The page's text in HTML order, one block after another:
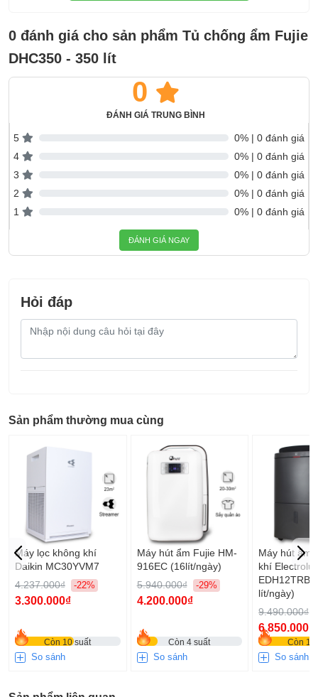
0 đánh giá cho sản phẩm Tủ chống ẩm Fujie
DHC350 - 350 lít
0
ĐÁNH GIÁ TRUNG BÌNH
5
0% | 0 đánh giá
4
0% | 0 đánh giá
3
0% | 0 đánh giá
2
0% | 0 đánh giá
1
0% | 0 đánh giá
ĐÁNH GIÁ NGAY
Hỏi đáp
Nội
câu
Kích thước sản
phẩm:
W910 x D382 x H1200 mm
113,0 kg
Trọng lượng đóng
thùng:
Thương hiệu:
5 năm
Sản phẩm thường mua cùng
Máy lọc không khí
Daikin MC30YVM7
4.237.000₫
-22%
3.300.000₫
Còn 10 suất
So sánh
Máy hút ẩm Fujie HM-
916EC (16lít/ngày)
5.940.000₫
-29%
4.200.000₫
Còn 4 suất
So sánh
Máy hút ẩm
khí
lít/ngày)
9.490.000₫
6.850.000₫
Còn 15
So sánh